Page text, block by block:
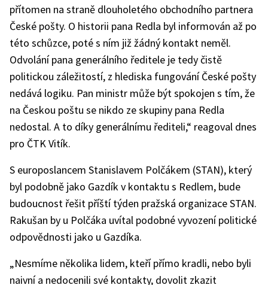
přítomen na straně dlouholetého obchodního partnera
České pošty. O historii pana Redla byl informován až po
této schůzce, poté s ním již žádný kontakt neměl.
Odvolání pana generálního ředitele je tedy čistě
politickou záležitostí, z hlediska fungování České pošty
nedává logiku. Pan ministr může být spokojen s tím, že
na Českou poštu se nikdo ze skupiny pana Redla
nedostal. A to díky generálnímu řediteli,“ reagoval dnes
pro ČTK Vitík.
S europoslancem Stanislavem Polčákem (STAN), který
byl podobně jako Gazdík v kontaktu s Redlem, bude
budoucnost řešit příští týden pražská organizace STAN.
Rakušan by u Polčáka uvítal podobné vyvození politické
odpovědnosti jako u Gazdíka.
„Nesmíme několika lidem, kteří přímo kradli, nebo byli
naivní a nedocenili své kontakty, dovolit zkazit